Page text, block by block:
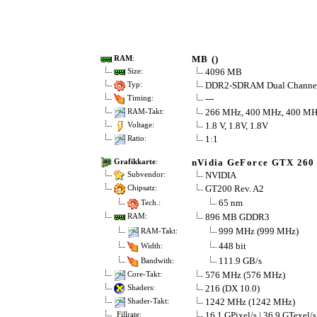
RAM: MB ()
Size: 4096 MB
Typ: DDR2-SDRAM Dual
Timing: ---
RAM-Takt: 266 MHz, 400 MHz, 400
Voltage: 1.8 V, 1.8V, 1.8V
Ratio: 1:1
Grafikkarte: nVidia GeForce GTX 260
Subvendor: NVIDIA
Chipsatz: GT200 Rev. A2
Tech.: 65 nm
RAM: 896 MB GDDR3
RAM-Takt: 999 MHz (999 MHz)
Width: 448 bit
Bandwith: 111.9 GB/s
Core-Takt: 576 MHz (576 MHz)
Shaders: 216 (DX 10.0)
Shader-Takt: 1242 MHz (1242 MHz)
Fillrate: